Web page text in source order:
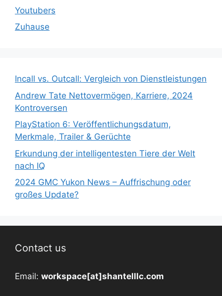
Youtubers
Zuhause
Incall vs. Outcall: Vergleich von Dienstleistungen
Andrew Tate Nettovermögen, Karriere, 2024
Kontroversen
PlayStation 6: Veröffentlichungsdatum,
Merkmale, Trailer & Gerüchte
Erkundung der intelligentesten Tiere der Welt
nach IQ
2024 GMC Yukon News – Auffrischung oder
großes Update?
Contact us
Email: workspace[at]shantelllc.com